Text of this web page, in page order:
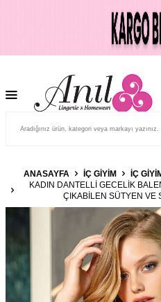
ANASAYFA İÇ GIYIM İÇ
KADIN DANTELLI GECELIK
ÇIKABILEN SÜTYEN VE